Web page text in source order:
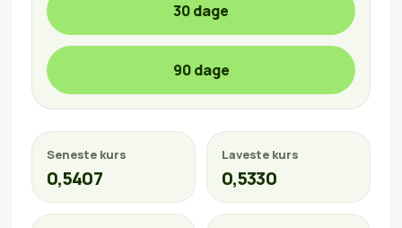
30 dage
90 dage
Seneste kurs
0,5407
Laveste kurs
0,5330